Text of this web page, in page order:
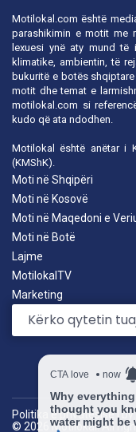
Motilokal.com është
parashikimin e motit me
lexuesi ynë aty mund të
klimatike, ambientin, të
bukuritë e botës
motit dhe temat e
motilokal.com si
kudo që ata ndodhen.
Motilokal është anëtar i
(KMShK).
Moti në Shqipëri
Moti në Kosovë
Moti në Maqedoni e
Moti në Botë
Lajme
MotilokalTV
Marketing
© 2026 Motilokal. All
Politika e privatësisë|